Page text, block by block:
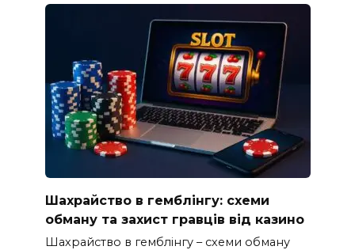
Шахрайство в гемблінгу: схеми
обману та захист гравців від казино
Шахрайство в гемблінгу – схеми обману